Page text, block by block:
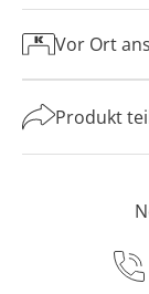
Vor Ort
Produkt